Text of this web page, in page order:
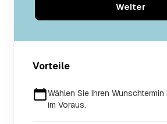
Weiter
Vorteile
Wählen Sie Ihren
im Voraus.